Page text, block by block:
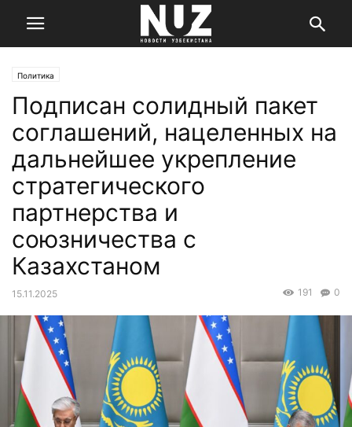
Политика
Подписан солидный пакет
соглашений, нацеленных на
дальнейшее укрепление
стратегического
партнерства и
союзничества с
Казахстаном
15.11.2025 0
191